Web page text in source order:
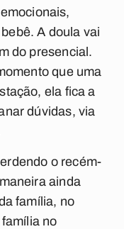
A doula vai
do presencial.
que uma
ela fica a
dúvidas, via
o recém-
ainda
família, no
no